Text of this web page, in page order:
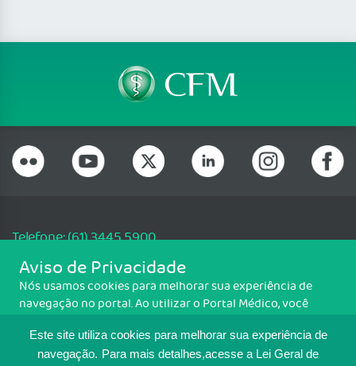
Este site utiliza cookies para melhorar sua experiência de
navegação. Para mais detalhes,acesse a Lei Geral de
Telefone: (61) 3445 5900
Email: cfm@portalmedico.org.br
SGAS 616, Conjunto D, Lote 115, L2 Sul, Brasília/DF - CEP: 70200-760 -
CNPJ: 33.583.550/0001-30
MAPA DO SITE
Aviso de Privacidade
Nós usamos cookies para melhorar sua experiência de
navegação no portal. Ao utilizar o Portal Médico, você
Para ter mais informações sobre como isso é feito, acesse
Política de cookies. Se você concorda, clique em ACEITO.